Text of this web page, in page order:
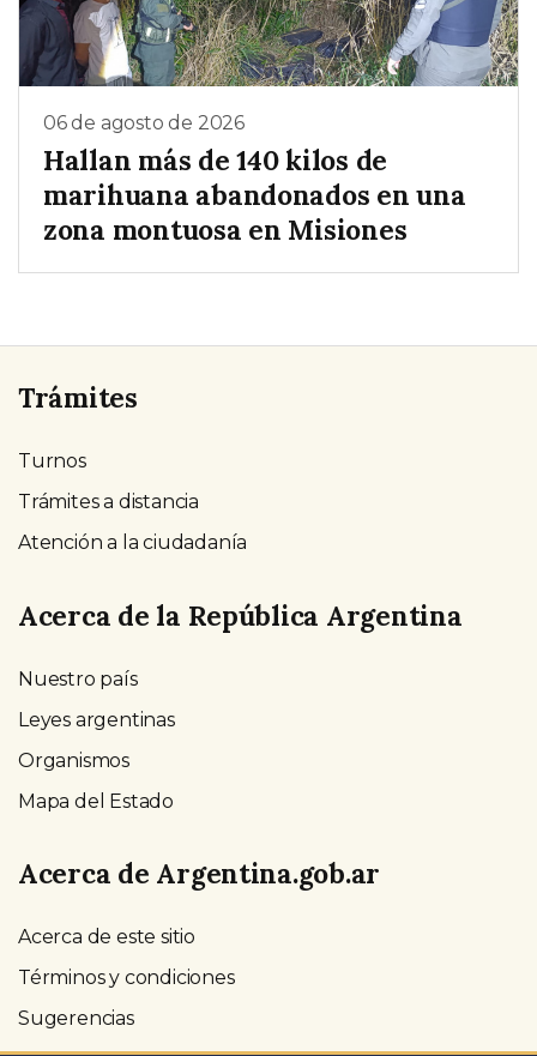
06 de agosto de 2026
Hallan más de 140 kilos de
marihuana abandonados en una
zona montuosa en Misiones
Trámites
Turnos
Trámites a distancia
Atención a la ciudadanía
Acerca de la República Argentina
Nuestro país
Leyes argentinas
Organismos
Mapa del Estado
Acerca de Argentina.gob.ar
Acerca de este sitio
Términos y condiciones
Sugerencias